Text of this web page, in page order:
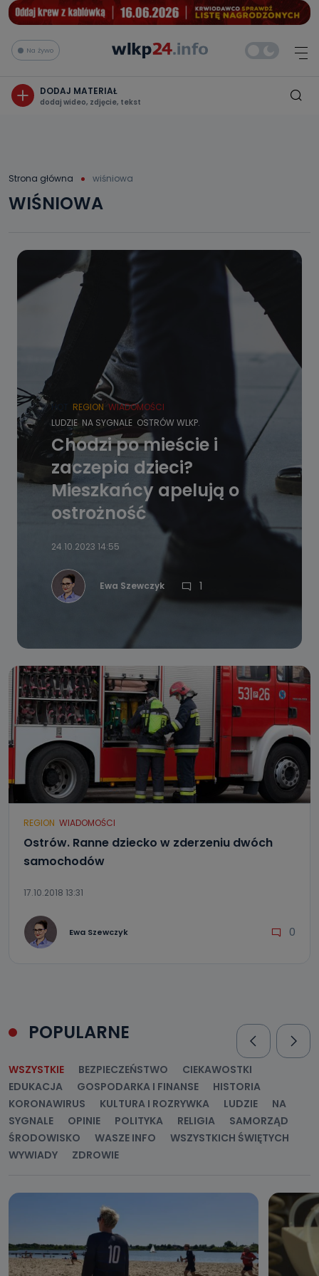
Na żywo
DODAJ MATERIAŁ
dodaj wideo, zdjęcie, tekst
Strona główna wiśniowa
WIŚNIOWA
HOT REGION WIADOMOŚCI
LUDZIE NA SYGNALE OSTRÓW WLKP.
Chodzi po mieście i
zaczepia dzieci?
Mieszkańcy apelują o
ostrożność
24.10.2023 14:55
Ewa Szewczyk 1
REGION WIADOMOŚCI
Ostrów. Ranne dziecko w zderzeniu dwóch
samochodów
17.10.2018 13:31
Ewa Szewczyk 0
POPULARNE
WSZYSTKIE BEZPIECZEŃSTWO
CIEKAWOSTKI
EDUKACJA
GOSPODARKA I FINANSE
HISTORIA
KORONAWIRUS
KULTURA I ROZRYWKA LUDZIE
NA
SYGNALE
OPINIE POLITYKA RELIGIA
SAMORZĄD
ŚRODOWISKO
WASZE INFO
WSZYSTKICH ŚWIĘTYCH
WYWIADY
ZDROWIE